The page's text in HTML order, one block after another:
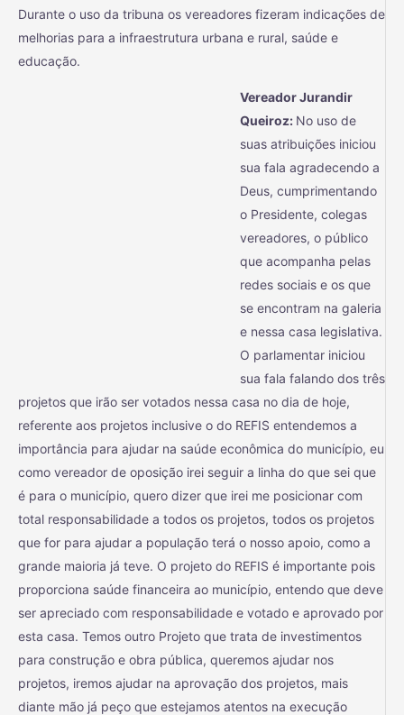
Durante o uso da tribuna os vereadores fizeram indicações de
melhorias para a infraestrutura urbana e rural, saúde e
educação.
Vereador Jurandir
Queiroz: No uso de
suas atribuições iniciou
sua fala agradecendo a
Deus, cumprimentando
o Presidente, colegas
vereadores, o público
que acompanha pelas
redes sociais e os que
se encontram na galeria
e nessa casa legislativa.
O parlamentar iniciou
sua fala falando dos três
projetos que irão ser votados nessa casa no dia de hoje,
referente aos projetos inclusive o do REFIS entendemos a
importância para ajudar na saúde econômica do município, eu
como vereador de oposição irei seguir a linha do que sei que
é para o município, quero dizer que irei me posicionar com
total responsabilidade a todos os projetos, todos os projetos
que for para ajudar a população terá o nosso apoio, como a
grande maioria já teve. O projeto do REFIS é importante pois
proporciona saúde financeira ao município, entendo que deve
ser apreciado com responsabilidade e votado e aprovado por
esta casa. Temos outro Projeto que trata de investimentos
para construção e obra pública, queremos ajudar nos
projetos, iremos ajudar na aprovação dos projetos, mais
diante mão já peço que estejamos atentos na execução